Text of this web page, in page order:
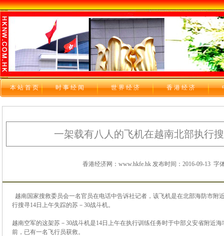
本站首页 时 事 经 闻 世 界 经 济 香 港 经 济
一架载有八人的飞机在越南北部执行
香港经济网：www.hkfe.hk 发布时间：2016-09-13 字
越南国家搜救委员会一名官员在电话中告诉社记者，该飞机是在北部海防市附
行搜寻14日上午失踪的苏－30战斗机。
越南空军的这架苏－30战斗机是14日上午在执行训练任务时于中部义安省附近
前，已有一名飞行员获救。